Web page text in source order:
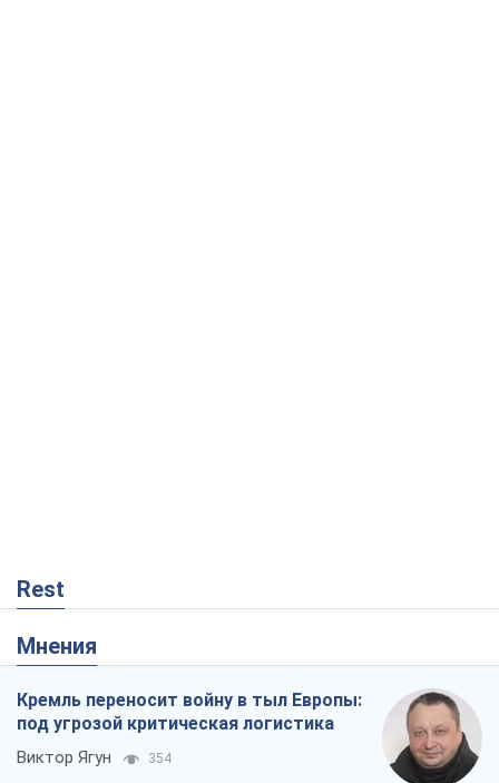
Rest
Мнения
Кремль переносит войну в тыл Европы:
под угрозой критическая логистика
Виктор Ягун 354